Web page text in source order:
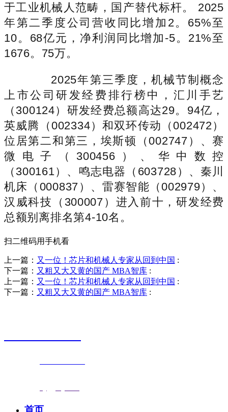
于工业机械人范畴，国产替代标杆。 2025
年第二季度公司营收同比增加2。65%至
10。68亿元，净利润同比增加-5。21%至
1676。75万。
2025年第三季度，机械节制概念
上市公司研发经费排行榜中，汇川手艺
（300124）研发经费总额高达29。94亿，
英威腾（002334）和双环传动（002472）
位居第二和第三，埃斯顿（002747）、赛
微电子（300456）、华中数控
（300161）、鸣志电器（603728）、秦川
机床（000837）、雷赛智能（002979）、
汉威科技（300007）进入前十，研发经费
总额别离排名第4-10名。
扫二维码用手机看
上一篇： 又一位！芯片和机械人专家从回到中国 :
下一篇： 又粗又大又黄的国产 MBA智库 :
上一篇： 又一位！芯片和机械人专家从回到中国 :
下一篇： 又粗又大又黄的国产 MBA智库 :
首页